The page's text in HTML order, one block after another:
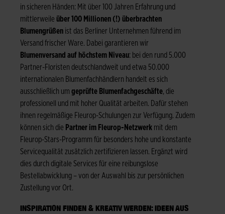
in sicheren Händen: Mit über 100 Jahren Erfahrung und
mittlerweile über 100 Millionen (!) überbrachten
Blumengrüßen ist das Berliner Unternehmen führend im
Versand frischer Ware. Dabei garantieren wir
Blumenversand auf höchstem Niveau: bei den rund 5.000
Partner-Floristen deutschlandweit und etwa 50.000
internationalen Blumenfachhändlern handelt es sich
ausschließlich um geprüfte Blumenfachgeschäfte, die
professionell und mit hoher Qualität arbeiten. Dafür stehen
ihnen regelmäßige Fleurop-Schulungen zur Verfügung. Zudem
können sich die Partner im Fleurop-Netzwerk mit dem
Fleurop-Stars-Programm für besonders hohe und konstante
Servicequalität zusätzlich zertifizieren lassen. Ergänzt wird
dies durch digitale Services für eine reibungslose
Bestellabwicklung – von der Auswahl bis zur persönlichen
Zustellung vor Ort.
INSPIRATION FINDEN & KREATIV WERDEN: IDEEN AUS